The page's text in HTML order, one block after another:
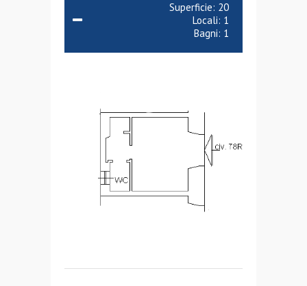
Superficie: 20
Locali: 1
Bagni: 1